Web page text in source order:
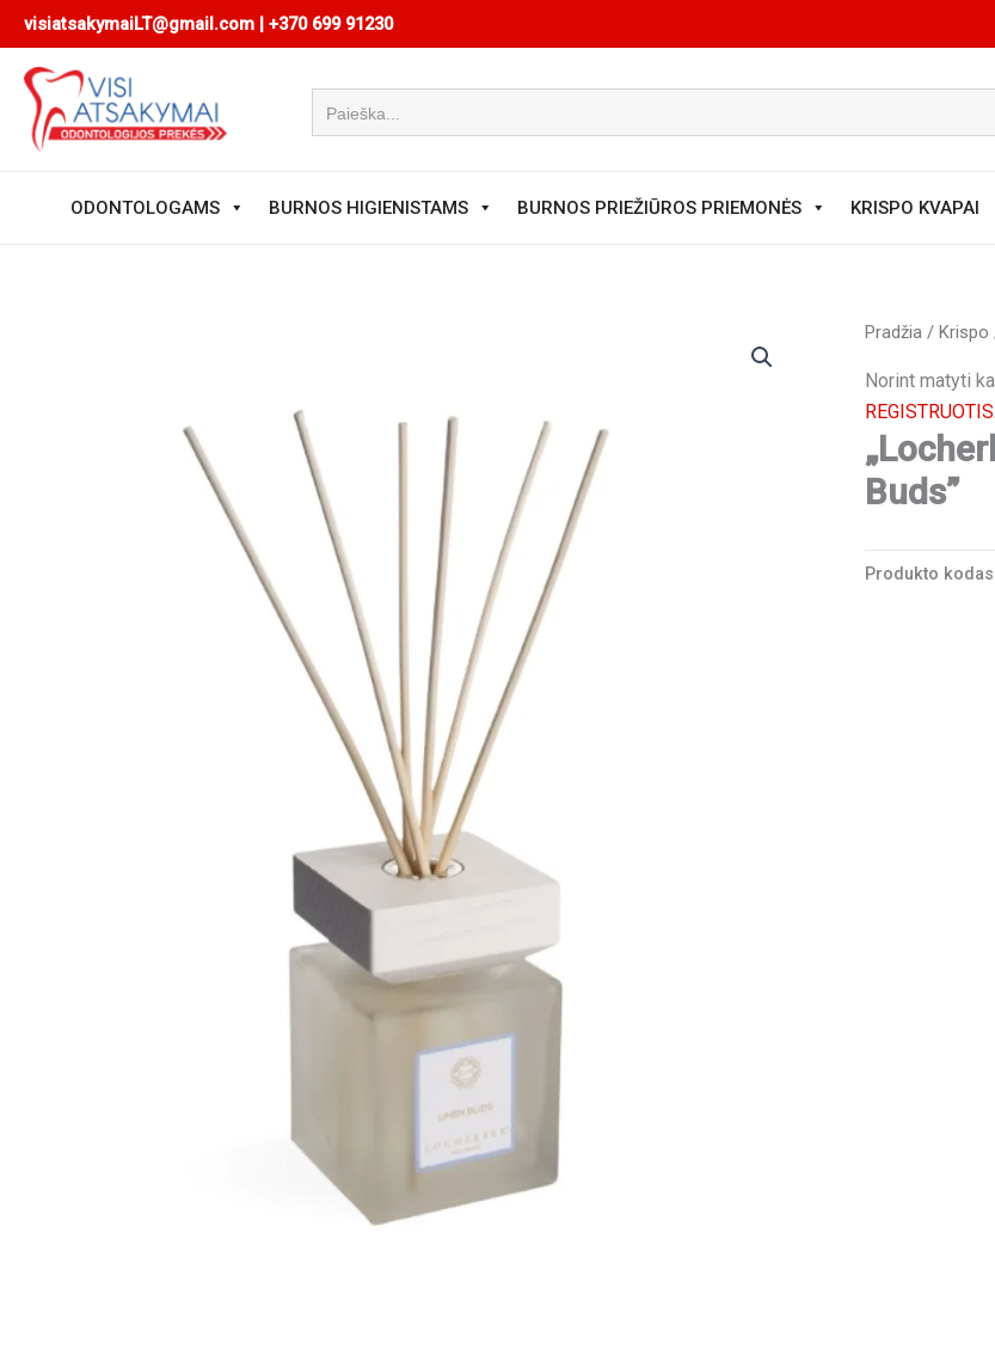
Pereiti
prie
turinio
visiatsakymaiLT@gmail.com | +370 699 91230
ODONTOLOGAMS BURNOS HIGIENISTAMS BURNOS PRIEŽIŪROS PRIEMONĖS KRISPO KVAPAI
Pradžia /Krispo
Norint matyti
REGISTRUOTIS.
Buds”
Produkto